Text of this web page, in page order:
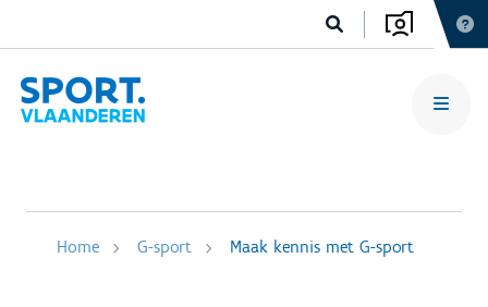
Home G-sport Maak kennis met G-sport